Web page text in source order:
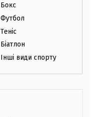
Бокс
Футбол
Теніс
Біатлон
Інші види спорту